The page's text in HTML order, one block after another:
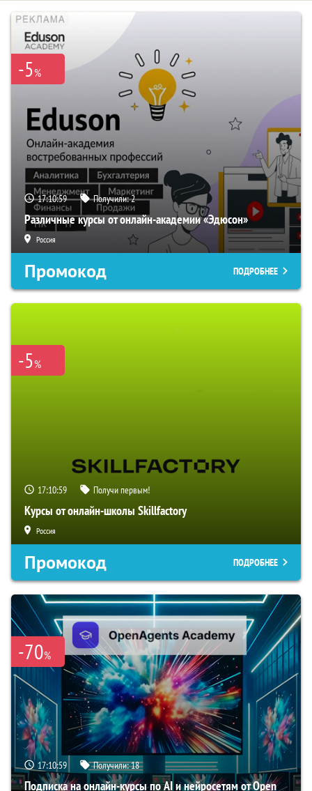
-5%
17:10:58 Получили:2
Различные курсы от онлайн-академии «Эдюсон»
Россия
Промокод ПОДРОБНЕЕ
-5%
17:10:58 Получи первым!
Курсы от онлайн-школы Skillfactory
Россия
Промокод ПОДРОБНЕЕ
-70%
17:10:58 Получили:18
Подписка на онлайн-курсы по AI и нейросетям от Open